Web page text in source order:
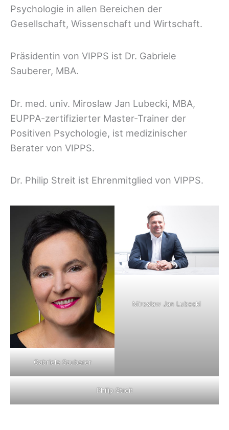
Psychologie in allen Bereichen der
Gesellschaft, Wissenschaft und Wirtschaft.
Präsidentin von VIPPS ist Dr. Gabriele
Sauberer, MBA.
Dr. med. univ. Miroslaw Jan Lubecki, MBA,
EUPPA-zertifizierter Master-Trainer der
Positiven Psychologie, ist medizinischer
Berater von VIPPS.
Dr. Philip Streit ist Ehrenmitglied von VIPPS.
Gabriele Sauberer
Miroslaw Jan Lubecki
Philip Streit